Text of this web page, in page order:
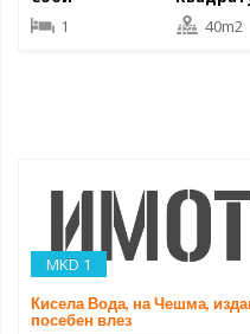
1
40m2
MKD 1
Кисела Вода, на Чешма,
посебен влез